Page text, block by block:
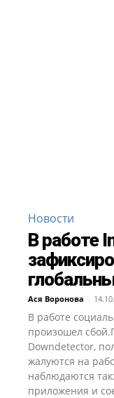
Новости
В работе
Ася Воронова -
В работе
произошел
Downdetector,
жалуются на
наблюдаются
приложения и